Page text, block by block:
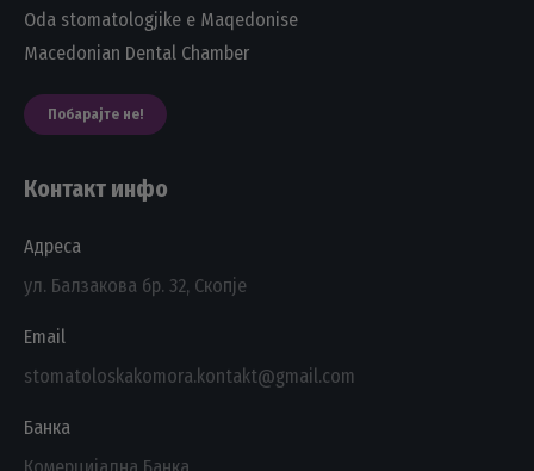
Oda stomatologjike e Maqedonise
Macedonian Dental Chamber
Побарајте не!
Контакт инфо
Адреса
ул. Балзакова бр. 32, Скопје
Email
stomatoloskakomora.kontakt@gmail.com
Банка